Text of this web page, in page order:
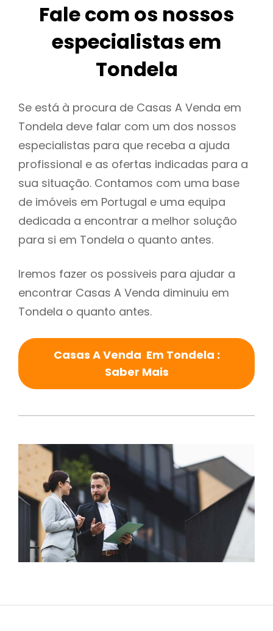
Fale com os nossos
especialistas em
Tondela
Se está à procura de Casas A Venda em
Tondela deve falar com um dos nossos
especialistas para que receba a ajuda
profissional e as ofertas indicadas para a
sua situação. Contamos com uma base
de imóveis em Portugal e uma equipa
dedicada a encontrar a melhor solução
para si em Tondela o quanto antes.
Iremos fazer os possiveis para ajudar a
encontrar Casas A Venda diminuiu em
Tondela o quanto antes.
Casas A Venda Em Tondela :
Saber Mais